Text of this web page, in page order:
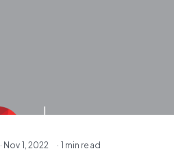
· Nov 1, 2022 · 1 min read